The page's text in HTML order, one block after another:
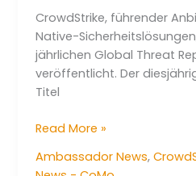
CrowdStrike, führender
Native-
jährlichen Global Threat
veröffentlicht. Der
Titel
Global
Report
Read More »
Ambassador News,